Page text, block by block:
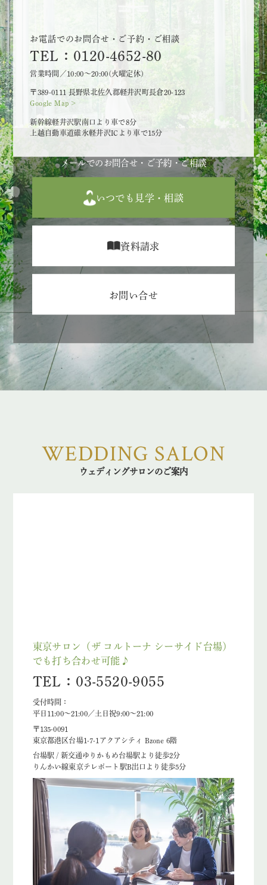
お電話でのお問合せ・ご予約・ご相談
TEL：0120-4652-80
営業時間／10:00～20:00(火曜定休)
〒389-0111 長野県北佐久郡軽井沢町長倉20-123
Google Map >
新幹線軽井沢駅南口より車で8分
上越自動車道碓氷軽井沢ICより車で15分
メールでのお問合せ・ご予約・ご相談
いつでも見学・相談
資料請求
お問い合せ
WEDDING SALON
ウェディングサロンのご案内
東京サロン（ザ コルトーナ シーサイド台場）
でも打ち合わせ可能♪
TEL：03-5520-9055
受付時間：
平日11:00～21:00／土日祝9:00～21:00
〒135-0091
東京都港区台場1-7-1アクアシティ Bzone 6階
台場駅 / 新交通ゆりかもめ台場駅より徒歩2分
りんかい線東京テレポート駅B出口より徒歩5分